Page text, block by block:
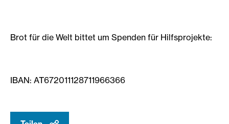
Brot für die Welt bittet um Spenden für Hilfsprojekte:
IBAN: AT672011128711966366